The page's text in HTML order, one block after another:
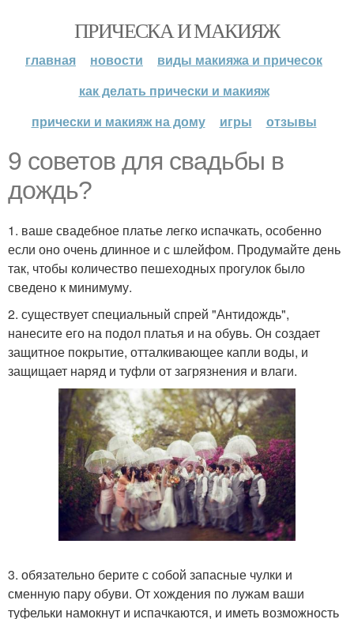
ПРИЧЕСКА И МАКИЯЖ
главная новости
виды макияжа и причесок
как делать прически и макияж
прически и макияж на дому
игры отзывы
9 советов для свадьбы в
дождь?
1. ваше свадебное платье легко испачкать, особенно
если оно очень длинное и с шлейфом. Продумайте день
так, чтобы количество пешеходных прогулок было
сведено к минимуму.
2. существует специальный спрей "Антидождь",
нанесите его на подол платья и на обувь. Он создает
защитное покрытие, отталкивающее капли воды, и
защищает наряд и туфли от загрязнения и влаги.
3. обязательно берите с собой запасные чулки и
сменную пару обуви. От хождения по лужам ваши
туфельки намокнут и испачкаются, и иметь возможность